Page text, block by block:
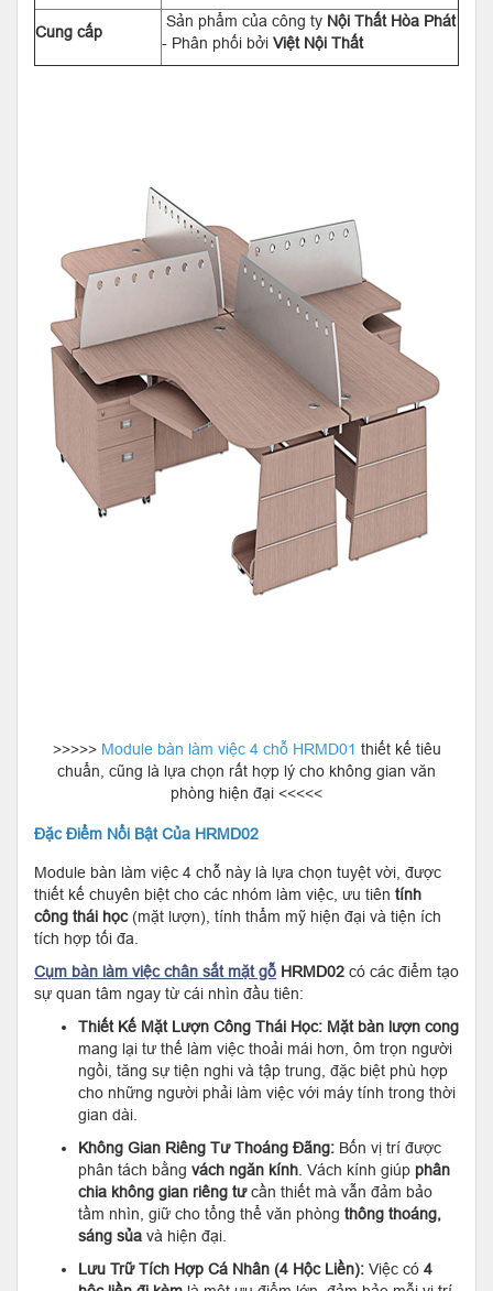
Cung cấp
Sản phẩm của công ty Nội Thất Hòa Phát
- Phân phối bởi Việt Nội Thất
>>>>> Module bàn làm việc 4 chỗ HRMD01 thiết kế tiêu
chuẩn, cũng là lựa chọn rất hợp lý cho không gian văn
phòng hiện đại <<<<<
Đặc Điểm Nổi Bật Của HRMD02
Module bàn làm việc 4 chỗ này là lựa chọn tuyệt vời, được
thiết kế chuyên biệt cho các nhóm làm việc, ưu tiên tính
công thái học(mặt lượn), tính thẩm mỹ hiện đại và tiện ích
tích hợp tối đa.
Cụm bàn làm việc chân sắt mặt gỗ HRMD02 có các điểm tạo
sự quan tâm ngay từ cái nhìn đầu tiên:
Thiết Kế Mặt Lượn Công Thái Học: Mặt bàn lượn cong
mang lại tư thế làm việc thoải mái hơn, ôm trọn người
ngồi, tăng sự tiện nghi và tập trung, đặc biệt phù hợp
cho những người phải làm việc với máy tính trong thời
gian dài.
Không Gian Riêng Tư Thoáng Đãng: Bốn vị trí được
phân tách bằng vách ngăn kính . Vách kính giúp phân
chia không gian riêng tưcần thiết mà vẫn đảm bảo
tầm nhìn, giữ cho tổng thể văn phòng thông thoáng,
sáng sủa và hiện đại.
Lưu Trữ Tích Hợp Cá Nhân (4 Hộc Liền): Việc có 4